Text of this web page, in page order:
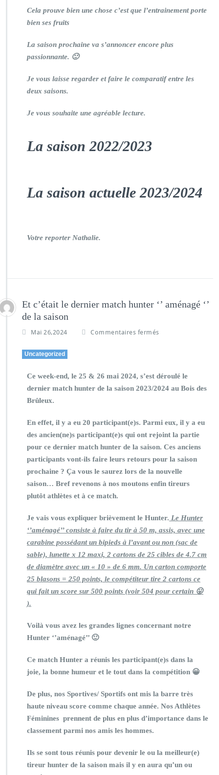
Cela prouve bien une chose c’est que l’entrainement porte
bien ses fruits
La saison prochaine va s’annoncer encore plus
passionnante. 🙂
Je vous laisse regarder et faire le comparatif entre les
deux saisons.
Je vous souhaite une agréable lecture.
La saison 2022/2023
La saison actuelle 2023/2024
Votre reporter Nathalie.
Et c’était le dernier match hunter ‘’ aménagé ‘’
de la saison
Mai 26,2024 Commentaires fermés
Uncategorized
Ce week-end, le 25 & 26 mai 2024, s’est déroulé le
dernier match hunter de la saison 2023/2024 au Bois des
Brûleux.
En effet, il y a eu 20 participant(e)s. Parmi eux, il y a eu
des ancien(ne)s participant(e)s qui ont rejoint la partie
pour ce dernier match hunter de la saison. Ces anciens
participants vont-ils faire leurs retours pour la saison
prochaine ? Ça vous le saurez lors de la nouvelle
saison… Bref revenons à nos moutons enfin tireurs
plutôt athlètes et à ce match.
Je vais vous expliquer brièvement le Hunter. Le Hunter
‘’aménagé’’ consiste à faire du tir à 50 m, assis, avec une
carabine possédant un bipieds à l’avant ou non (sac de
sable), lunette x 12 maxi, 2 cartons de 25 cibles de 4.7 cm
de diamètre avec un « 10 » de 6 mm. Un carton comporte
25 blasons = 250 points, le compétiteur tire 2 cartons ce
qui fait un score sur 500 points (voir 504 pour certain 😛
).
Voilà vous avez les grandes lignes concernant notre
Hunter ‘’aménagé’’ 🙂
Ce match Hunter a réunis les participant(e)s dans la
joie, la bonne humeur et le tout dans la compétition 😀
De plus, nos Sportives/ Sportifs ont mis la barre très
haute niveau score comme chaque année. Nos Athlètes
Féminines prennent de plus en plus d’importance dans le
classement parmi nos amis les hommes.
Ils se sont tous réunis pour devenir le ou la meilleur(e)
tireur hunter de la saison mais il y en aura qu’un ou